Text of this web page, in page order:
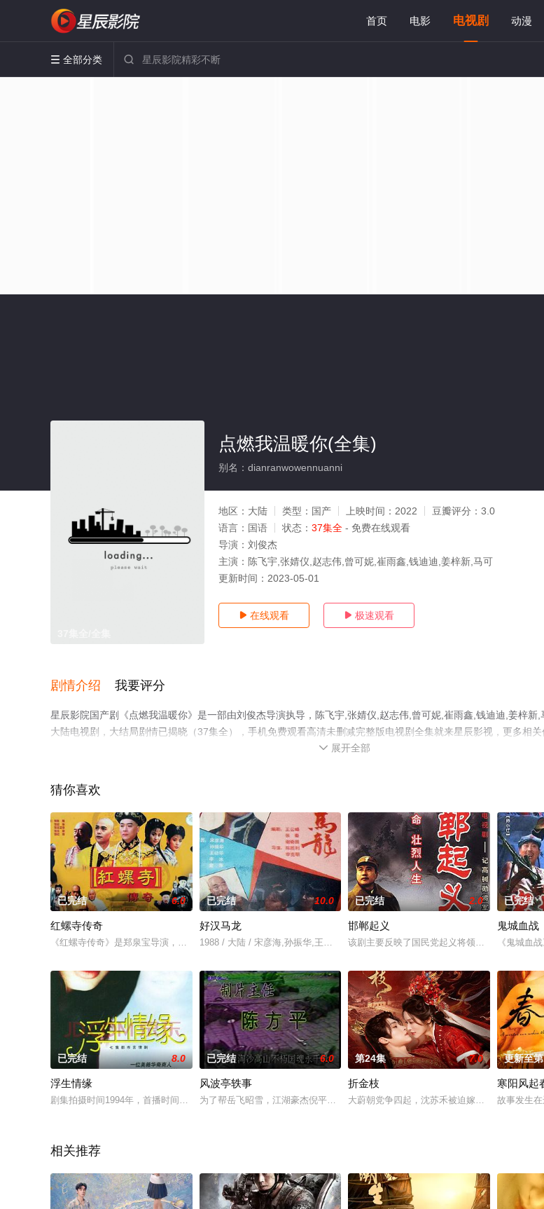
首页 电影 电视剧 动漫
 全部分类 
点燃我温暖你(全集)
别名：dianranwowennuanni
地区： 大陆 类型： 国产 上映时间： 2022 豆瓣评分： 3.0
语言： 国语 状态： 37集全 - 免费在线观看
导演： 刘俊杰
主演： 陈飞宇,张婧仪,赵志伟,曾可妮,崔雨鑫,钱迪迪,姜梓新,马可
更新时间： 2023-05-01
 在线观看  极速观看
剧情介绍 我要评分
星辰影院国产剧《点燃我温暖你》是一部由刘俊杰导演执导，陈飞宇,张婧仪,赵志伟,曾可妮,崔雨鑫,钱迪迪,姜梓新,
大陆电视剧，大结局剧情已揭晓（37集全），手机免费观看高清未删减完整版电视剧全集就来星辰影视，更多相
 展开全部
猜你喜欢
已完结 6.0
红螺寺传奇
《红螺寺传奇》是郑泉宝导演，李丁，周绍栋，阮巡主演的以清乾隆年间两大奇案为故事背景的一部20集电视剧。
已完结 10.0
好汉马龙
1988 / 大陆 / 宋彦海,孙振华,王幼华
已完结 2.0
邯郸起义
该剧主要反映了国民党起义将领高树勋将军的戎
已完结
鬼城血战
《鬼城血
已完结 8.0
浮生情缘
剧集拍摄时间1994年，首播时间1998年CCTV6
已完结 6.0
风波亭轶事
为了帮岳飞昭雪，江湖豪杰倪平跟侠女吕玉珠和陈冰玉，一起战死，但是，岳元帅的
第24集 7.0
折金枝
大蔚朝党争四起，沈苏禾被迫嫁二皇子，受尽欺
更新至
寒阳风起
故事发生
相关推荐